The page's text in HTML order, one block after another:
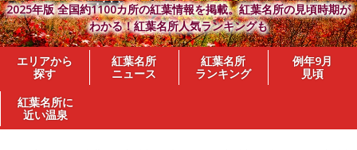
2025年版 全国約1100カ所の紅葉情報を掲載。紅葉名所の見頃時期が
わかる！紅葉名所人気ランキングも
エリアから
探す
紅葉名所
ニュース
紅葉名所
ランキング
例年9月
見頃
紅葉名所に
近い温泉